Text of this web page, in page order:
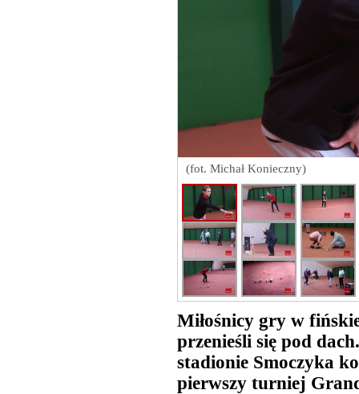
(fot. Michał Konieczny)
Miłośnicy gry w
przenieśli się pod
stadionie Smoczyka
pierwszy turniej